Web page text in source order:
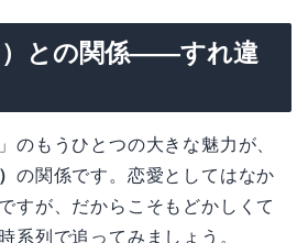
）との関係——すれ違
のもうひとつの大きな魅力が、
の関係です。恋愛としてはなか
すが、だからこそもどかしくて
系列で追ってみましょう。